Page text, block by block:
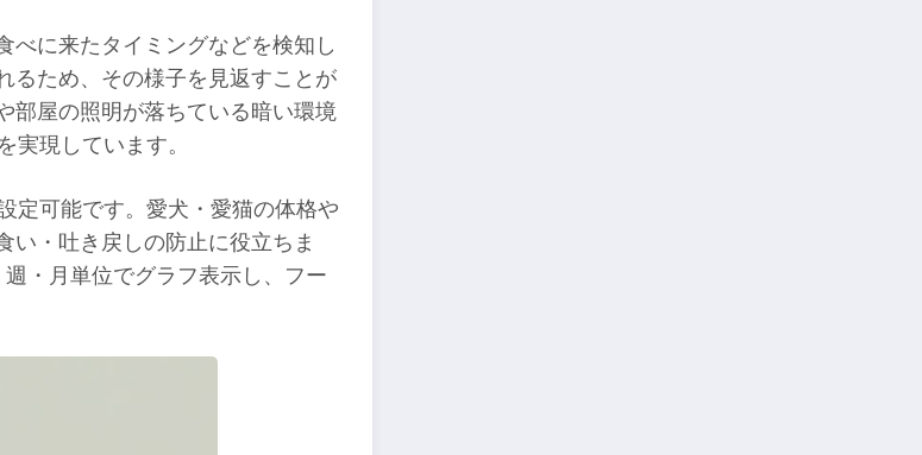
べに来たタイミングなどを検知し
るため、その様子を見返すことが
部屋の照明が落ちている暗い環境
実現しています。
定可能です。愛犬・愛猫の体格や
い・吐き戻しの防止に役立ちま
・月単位でグラフ表示し、フー